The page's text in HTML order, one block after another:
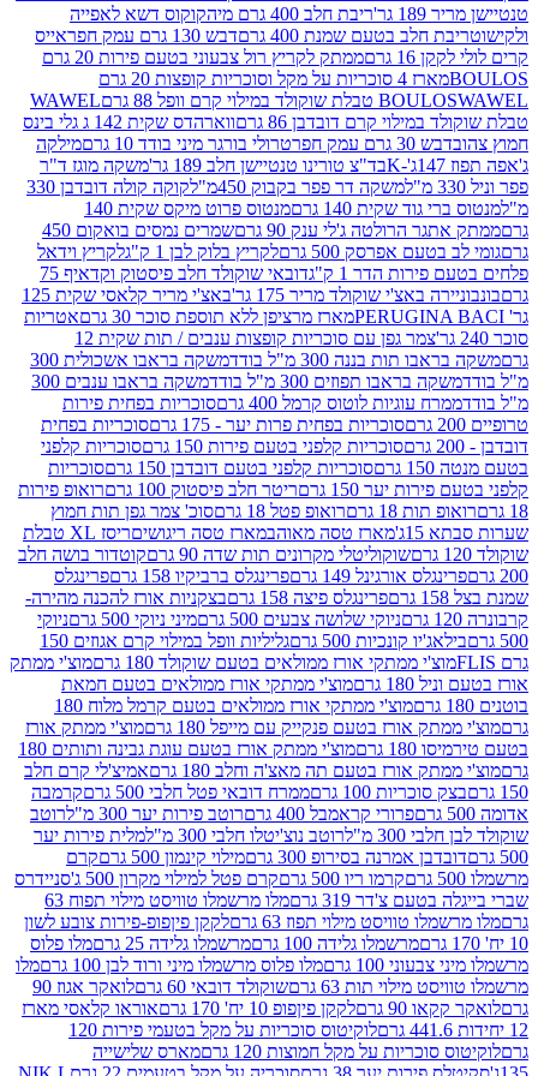
גר'
ריבת חלב 400 גרם מיה
קוקוס דשא לאפייה
חלב בטעם שמנת 400 גרם
דבש 130 גרם עמק חפר
אייס
גרם
ממתק לקריץ רול צבעוני בטעם פירות 20 גרם
מארז 4 סוכריות על מקל וסוכריות קופצות 20 גרם
WAWEL
קרם דובדבן 86 גרם
ווארהדס שקית 142 ג גלי בינס
דבש 30 גרם עמק חפר
טרולי בורגר מיני בודד 10 גרם
מילקה
בד"צ טורינו טנטיישן חלב 189 גר'
משקה מוגז ד"ר
משקה דר פפר בקבוק 450מ"ל
קוקה קולה דובדבן 330
גוד שקית 140 גרם
מנטוס פרוט מיקס שקית 140
הרולטה ג'לי ענק 90 גרם
שמרים נמסים בואקום 450
אפרסק 500 גרם
לקריץ בלוק לבן 1 ק"ג
לקריץ וידאל
הדר 1 ק"ג
דובאי שוקולד חלב פיסטוק וקדאיף 75
באצ'י שוקולד מריר 175 גר'
באצ'י מריר קלאסי שקית 125
מארז מרציפן ללא תוספת סוכר 30 גרם
אטריות
צמר גפן עם סוכריות קופצות ענבים / תות שקית 12
תות בננה 300 מ"ל בודד
משקה בראבו אשכולית 300
בראבו תפוזים 300 מ"ל בודד
משקה בראבו ענבים 300
עוגיות לוטוס קרמל 400 גרם
סוכריות בפחית פירות
סוכריות בפחית פרות יער - 175 גרם
סוכריות בפחית
סוכריות קלפני בטעם פירות 150 גרם
סוכריות קלפני
סוכריות קלפני בטעם דובדבן 150 גרם
סוכריות
יער 150 גרם
ריטר חלב פיסטוק 100 גרם
רואופ פירות
תות 18 גרם
רואופ פטל 18 גרם
סוכ' צמר גפן תות חמוץ
מארז טסה מאוהב מארז טסה ריגושים
ריסז XL טבלת
שוקוליטלי מקרונים תות שדה 90 גרם
קוטדור בושה חלב
אורגינל 149 גרם
פרינגלס ברביקיו 158 גרם
פרינגלס
פרינגלס פיצה 158 גרם
בצקניות אורז להכנה מהירה-
ניוקי שלושה צבעים 500 גרם
מיני ניוקי 500 גרם
ניוקי
קונכיות 500 גרם
גליליות וופל במילוי קרם אגוזים 150
ממתקי אורז ממולאים בטעם שוקולד 180 גרם
מוצ'י ממתק
גרם
מוצ'י ממתקי אורז ממולאים בטעם חמאת
מוצ'י ממתקי אורז ממולאים בטעם קרמל מלוח 180
אורז בטעם פנקייק עם מייפל 180 גרם
מוצ'י ממתק אורז
גרם
מוצ'י ממתק אורז בטעם עוגת גבינה ותותים 180
אורז בטעם תה מאצ'ה וחלב 180 גרם
אמיצ'לי קרם חלב
סוכריות 100 גרם
ממרח דובאי פטל חלבי 500 גרם
קרמבה
פרורי קראמבל 400 גרם
רוטב פירות יער 300 מ"ל
רוטב
300 מ"ל
רוטב נוצ'יטלו חלבי 300 מ"ל
מלית פירות יער
אמרנה בסירופ 300 גרם
מילוי קינמון 500 גרם
קרם
קרמו ריו 500 גרם
קרם פטל למילוי מקרון 500 ג'
סניידרס
צ'דר 319 גרם
מלו מרשמלו טוויסט מילוי תפוח 63
טוויסט מילוי תפוז 63 גרם
לקקן פיןפופ-פירות צובע לשון
מרשמלו גלידה 100 גרם
מרשמלו גלידה 25 גרם
מלו פלוס
100 גרם
מלו פלוס מרשמלו מיני ורוד לבן 100 גרם
מלו
מילוי תות 63 גרם
שוקולד דובאי 60 גרם
לואקר אגוז 90
90 גרם
לקקן פיןפופ 10 יח' 170 גרם
אוראו קלאסי מארז
לוקיטוס סוכריות על מקל בטעמי פירות 120
על מקל חמוצות 120 גרם
מארס שלישייה